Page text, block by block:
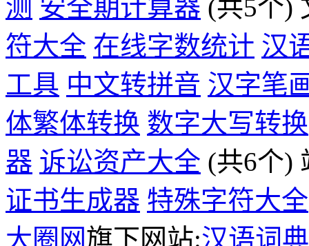
测 安全期计算器 (共5个)
符大全 在线字数统计 汉
工具 中文转拼音 汉字笔
体繁体转换 数字大写转换
器 诉讼资产大全 (共6个)
证书生成器 特殊字符大全
大圈网旗下网站:汉语词典